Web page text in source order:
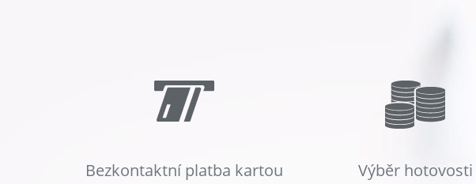
Bezkontaktní platba kartou Výběr hotovosti